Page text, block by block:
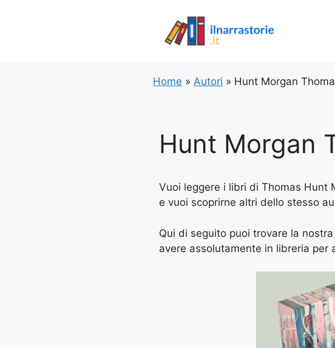
Home » Autori » Hunt Morgan
Hunt Morgan
Vuoi leggere i libri di Thomas Hunt
e vuoi scoprirne altri dello stesso
Qui di seguito puoi trovare la
avere assolutamente in libreria per